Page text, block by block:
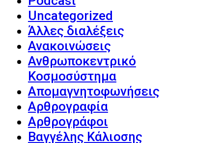
Uncategorized
Άλλες διαλέξεις
Ανακοινώσεις
Ανθρωποκεντρικό
Κοσμοσύστημα
Απομαγνητοφωνήσεις
Αρθρογραφία
Αρθρογράφοι
Βαγγέλης Κάλιοσης